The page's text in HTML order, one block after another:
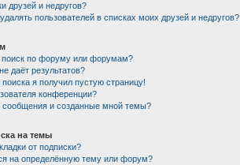
друзей и недругов?
пользователей в списках моих друзей и недругов?
поиск по форуму или форумам?
даёт результатов?
поиска я получил пустую страницу!
конференции?
сообщения и созданные мной темы?
на темы
от подписки?
на определённую тему или форум?